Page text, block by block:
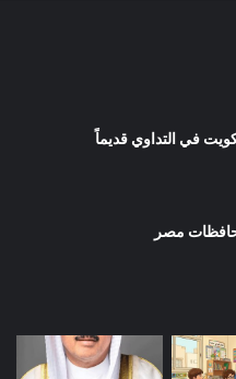
في التداوي قديماً
مصر